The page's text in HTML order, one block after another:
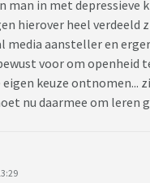
man in met depressieve
hierover heel verdeeld
media aansteller en
voor om openheid
keuze ontnomen...
nu daarmee om leren